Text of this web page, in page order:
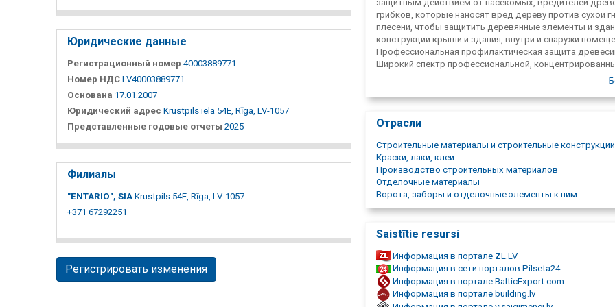
Юридические данные
Регистрационный номер 40003889771
Номер НДС LV40003889771
Основана 17.01.2007
Юридический адрес Krustpils iela 54E, Rīga, LV-1057
Представленные годовые отчеты 2025
Филиалы
"ENTARIO", SIA Krustpils 54E, Rīga, LV-1057
+371 67292251
Регистрировать изменения
защитным действием от насекомых, вредителей
грибков, которые наносят вред дереву против сухой
плесени, чтобы защитить деревянные элементы и
конструкции крыши и здания, внутри и снаружи
Профессиональная профилактическая защита
Широкий спектр профессиональной,
долговечный консервант для древесины от термитов,
синевы, плесени и повышенной устойчивости к воде и
защиты помещений, конструкции крыш, балки и полы,
поражения. RP Wood Fire Stop — жидкий продукт, для
огнестойкости древесины, для повышения
новых деревянных конструкций и для защиты
конструкций в интерьерах для декоративной отделки
деревянных поверхностей, защищает древесину,
текстуру. Lusonol S-1023, также защита от
для декоративной обработки карнизов и других
деталей. Фунгицид и дезинфицирующее средство для
устранения плесени в домах, в медицинских
продовольственной промышленности, в ветеринарных
учреждениях и сельском хозяйстве, особенно на стенах
пористых строительных материалах стены, штукатурка,
Отрасли
Строительные материалы и строительные конструкции
Краски, лаки, клеи
Производство строительных материалов
Отделочные материалы
Ворота, заборы и отделочные элементы к ним
Saistītie resursi
Информация в портале ZL.LV
Информация в сети порталов Pilseta24
Информация в портале BalticExport.com
Информация в портале building.lv